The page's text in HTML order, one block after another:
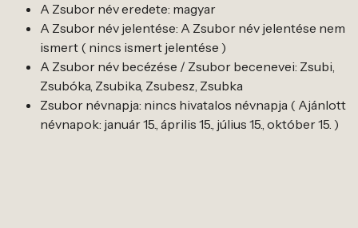
A Zsubor név eredete: magyar
A Zsubor név jelentése: A Zsubor név jelentése nem
ismert ( nincs ismert jelentése )
A Zsubor név becézése / Zsubor becenevei: Zsubi,
Zsubóka, Zsubika, Zsubesz, Zsubka
Zsubor névnapja: nincs hivatalos névnapja ( Ajánlott
névnapok: január 15., április 15., július 15., október 15. )